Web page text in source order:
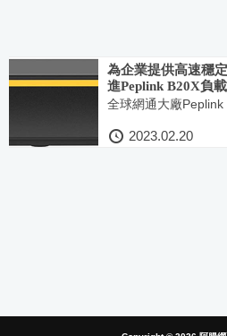
為企業提供高速穩
進Peplink B20X負
全球網通大廠Peplink
2023.02.20